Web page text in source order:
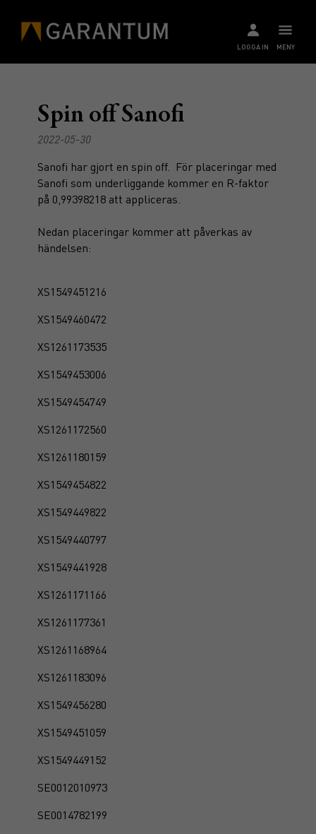
MENY
LOGGA IN
Spin off Sanofi
2022-05-30
Sanofi har gjort en spin off. För placeringar med
Sanofi som underliggande kommer en R-faktor
på 0,99398218 att appliceras.
Nedan placeringar kommer att påverkas av
händelsen:
XS1549451216
XS1549460472
XS1261173535
XS1549453006
XS1549454749
XS1261172560
XS1261180159
XS1549454822
XS1549449822
XS1549440797
XS1549441928
XS1261171166
XS1261177361
XS1261168964
XS1261183096
XS1549456280
XS1549451059
XS1549449152
SE0012010973
SE0014782199